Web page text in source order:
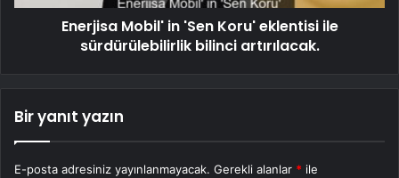
Enerjisa Mobil' in 'Sen Koru' eklentisi ile
sürdürülebilirlik bilinci artırılacak.
Bir yanıt yazın
E-posta adresiniz yayınlanmayacak. Gerekli alanlar * ile